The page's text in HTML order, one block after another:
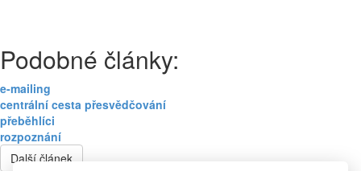
Podobné články:
e-mailing
centrální cesta přesvědčování
přeběhlíci
rozpoznání
Další článek